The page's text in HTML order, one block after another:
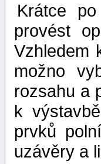
Krátce
provést
Vzhledem
možno
rozsahu a
k
prvků
uzávěry a